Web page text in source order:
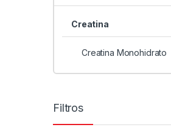
Creatina
Creatina Monohidrato
Filtros